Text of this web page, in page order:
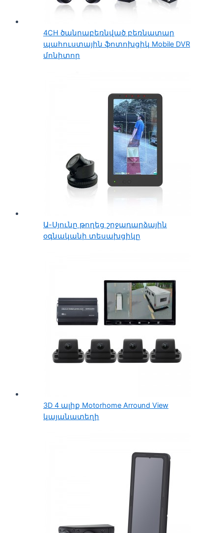
4CH ծանրաբեռնված բեռնատար
պահուստային ֆոտոխցիկ Mobile DVR
մոնիտոր
Ա-Սյունը թողեց շրջադարձային
օգնականի տեսախցիկը
3D 4 ալիք Motorhome Arround View
կայանատեղի